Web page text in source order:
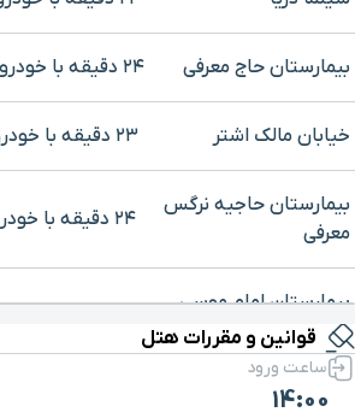
بیمارستان حاج معرفی ۲۴ دقیقه با خودرو (۲۱ کیلومتر و ۸۴۴ متر)
خیابان مالک اشتر ۲۳ دقیقه با خودرو (۲۱ کیلومتر و ۸۹۹ متر)
بیمارستان حاجیه نرگس
معرفی
۲۴ دقیقه با خودرو (۲۱ کیلومتر و ۹۲۲ متر)
بیمارستان امام موسی
کاظم
خیابان سعیدی
قوانین و مقررات هتل
ساعت ورود
14:00